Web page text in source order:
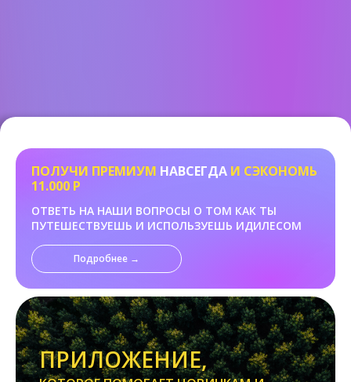
ПОЛУЧИ ПРЕМИУМ НАВСЕГДА И СЭКОНОМЬ
11.000 Р
ОТВЕТЬ НА НАШИ ВОПРОСЫ О ТОМ КАК ТЫ
ПУТЕШЕСТВУЕШЬ И ИСПОЛЬЗУЕШЬ ИДИЛЕСОМ
Подробнее →
ПРИЛОЖЕНИЕ,